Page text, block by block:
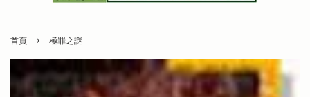
首頁 › 極罪之謎